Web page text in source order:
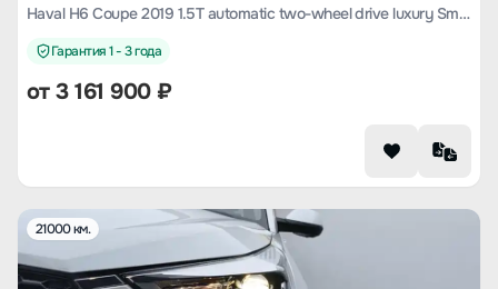
Haval H6 Coupe 2019 1.5T automatic two-wheel drive luxury Smart Union edition Country VI
Гарантия 1 - 3 года
от3 161 900₽
21000 км.